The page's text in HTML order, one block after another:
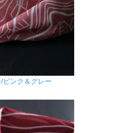
ピンク＆グレー